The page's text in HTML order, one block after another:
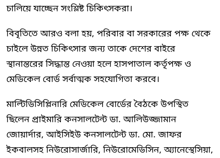
চালিয়ে যাচ্ছেন সংশ্লিষ্ট চিকিৎসকরা।
বিবৃতিতে আরও বলা হয়, পরিবার বা সরকারের পক্ষ থেকে
চাইলে উন্নত চিকিৎসার জন্য তাকে দেশের বাইরে
স্থানান্তরের সিদ্ধান্ত নেওয়া হলে হাসপাতাল কর্তৃপক্ষ ও
মেডিকেল বোর্ড সর্বাত্মক সহযোগিতা করবে।
মাল্টিডিসিপ্লিনারি মেডিকেল বোর্ডের বৈঠকে উপস্থিত
ছিলেন প্রাইমারি কনসালটেন্ট ডা. আলিউজ্জামান
জোয়ার্দার, আইসিইউ কনসালটেন্ট ডা. মো. জাফর
ইকবালসহ নিউরোসার্জারি, নিউরোমেডিসিন, অ্যানেস্থেসিয়া,